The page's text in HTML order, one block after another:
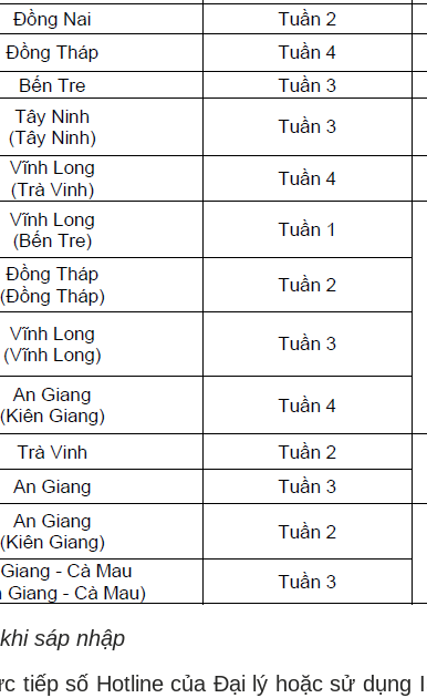
sáp nhập
tiếp số Hotline của Đại lý hoặc sử dụng